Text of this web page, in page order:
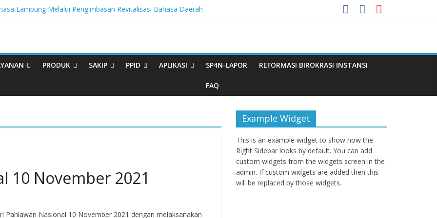
Lampung Melalui Pengimbasan Revitalisasi Bahasa Daerah
Musikalisasi Puisi Kembali Digelar
PRODUK SAKIP PPID APLIKASI SP4N-LAPOR REFORMASI BIROKRASI INSTANSI
FAQ
10 November 2021
Nasional 10 November 2021 dengan melaksanakan
Example Widget
This is an example widget to show how the
Right Sidebar looks by default. You can add
custom widgets from the widgets screen in the
admin. If custom widgets are added then this
will be replaced by those widgets.